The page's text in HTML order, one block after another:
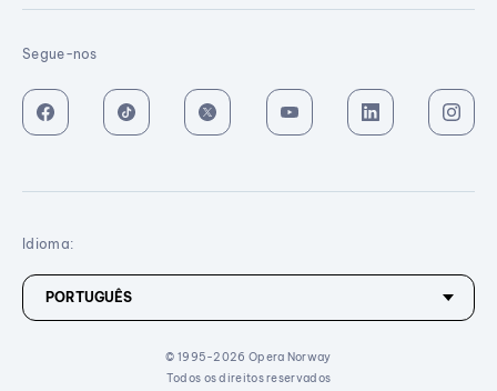
Segue-nos
© 1995-2026 Opera Norway
Todos os direitos reservados
Idioma: